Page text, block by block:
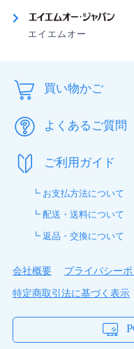
燥しませんし、違和
クトをつけていること
すごく良いです
コンタクトです。含水
に出会いました。
joyfull さん
有名メーカーでは無
で試してみたところ、
せてもらいました。長
うくらいです。昨今
トがこのお値段で買
エイエムオー
買い物かご
よくあるご質問
ご利用ガイド
┗ お支払方法について
┗ 配送・送料について
┗ 返品・交換について
会社概要
プライバシー
特定商取引法に基づく表示